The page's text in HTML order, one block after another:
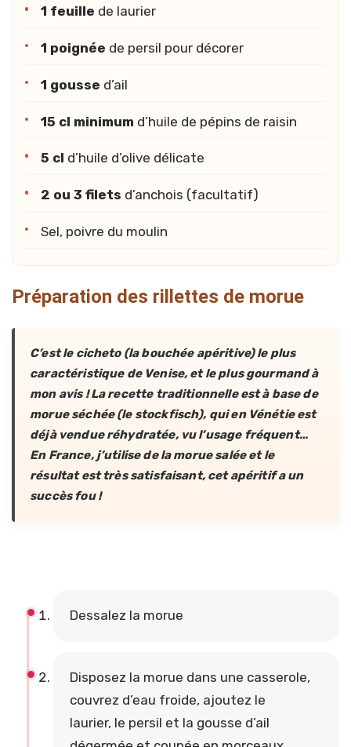
1 feuille de laurier
1 poignée de persil pour décorer
1 gousse d’ail
15 cl minimum d’huile de pépins de raisin
5 cl d’huile d’olive délicate
2 ou 3 filets d’anchois (facultatif)
Sel, poivre du moulin
Préparation des rillettes de morue
C’est le cicheto (la bouchée apéritive) le plus
caractéristique de Venise, et le plus gourmand à
mon avis ! La recette traditionnelle est à base de
morue séchée (le stockfisch), qui en Vénétie est
déjà vendue réhydratée, vu l’usage fréquent…
En France, j’utilise de la morue salée et le
résultat est très satisfaisant, cet apéritif a un
succès fou !
Dessalez la morue
Disposez la morue dans une casserole,
couvrez d’eau froide, ajoutez le
laurier, le persil et la gousse d’ail